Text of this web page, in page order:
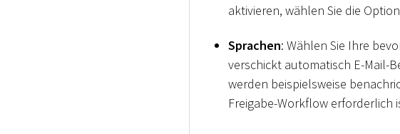
aktivieren, wählen Sie die Option
Sprachen: Wählen Sie Ihre
verschickt automatisch E-Mail-
werden beispielsweise
Freigabe-Workflow erforderlich